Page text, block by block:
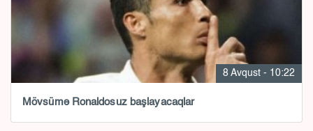
8 Avqust - 10:22
Mövsümə Ronaldosuz başlayacaqlar